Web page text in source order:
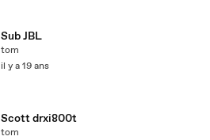
Sub JBL
tom
il y a 19 ans
Scott drxi800t
tom